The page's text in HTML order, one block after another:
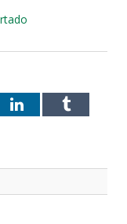
LinkedInTumblr